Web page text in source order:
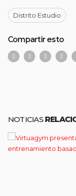
Distrito Estudio
Compartir esto
NOTICIAS